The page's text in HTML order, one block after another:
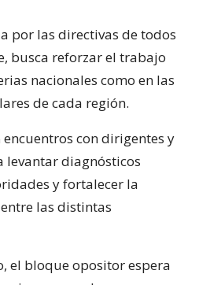
por las directivas de todos
busca reforzar el trabajo
nacionales como en las
de cada región.
con dirigentes y
levantar diagnósticos
y fortalecer la
las distintas
el bloque opositor espera